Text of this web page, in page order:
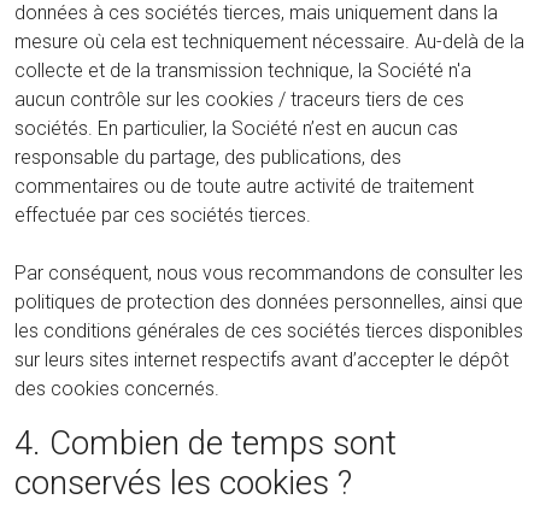
données à ces sociétés tierces, mais uniquement dans la
mesure où cela est techniquement nécessaire. Au-delà de la
collecte et de la transmission technique, la Société n'a
aucun contrôle sur les cookies / traceurs tiers de ces
sociétés. En particulier, la Société n’est en aucun cas
responsable du partage, des publications, des
commentaires ou de toute autre activité de traitement
effectuée par ces sociétés tierces.
Par conséquent, nous vous recommandons de consulter les
politiques de protection des données personnelles, ainsi que
les conditions générales de ces sociétés tierces disponibles
sur leurs sites internet respectifs avant d’accepter le dépôt
des cookies concernés.
4. Combien de temps sont
conservés les cookies ?